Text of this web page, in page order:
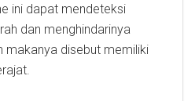
ini dapat mendeteksi
dan menghindarinya
disebut memiliki